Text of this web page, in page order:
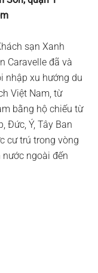
sạn Xanh
Caravelle đã và
nhập xu hướng du
Việt Nam, từ
bằng hộ chiếu từ
Đức, Ý, Tây Ban
cư trú trong vòng
ngoài đến